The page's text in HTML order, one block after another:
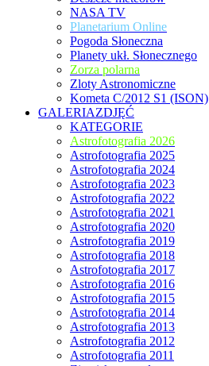
NASA TV
Planetarium Online
Pogoda Słoneczna
Planety ukł. Słonecznego
Zorza polarna
Zloty Astronomiczne
Kometa C/2012 S1 (ISON)
GALERIAZDJĘĆ
KATEGORIE
Astrofotografia 2026
Astrofotografia 2025
Astrofotografia 2024
Astrofotografia 2023
Astrofotografia 2022
Astrofotografia 2021
Astrofotografia 2020
Astrofotografia 2019
Astrofotografia 2018
Astrofotografia 2017
Astrofotografia 2016
Astrofotografia 2015
Astrofotografia 2014
Astrofotografia 2013
Astrofotografia 2012
Astrofotografia 2011